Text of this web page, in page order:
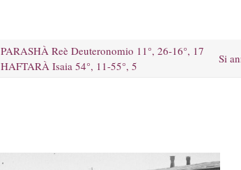
PARASHÀ Reè Deuteronomio 11°, 26-16°, 17
HAFTARÀ Isaia 54°, 11-55°, 5
Si